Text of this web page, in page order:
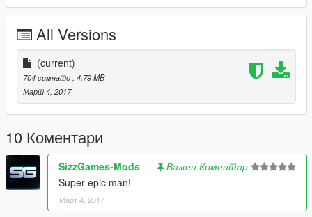
All Versions
(current)
704 симнато , 4,79 MB
Март 4, 2017
10 Коментари
SizzGames-Mods
Важен Коментар
Super epic man!
Март 4, 2017